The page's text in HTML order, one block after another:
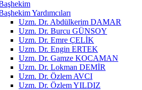
Yardımcıları
Uzm. Dr. Abdülkerim DAMAR
Uzm. Dr. Burcu GÜNSOY
Uzm. Dr. Emre ÇELİK
Uzm. Dr. Engin ERTEK
Uzm. Dr. Gamze KOCAMAN
Uzm. Dr. Lokman DEMİR
Uzm. Dr. Özlem AVCI
Uzm. Dr. Özlem YILDIZ